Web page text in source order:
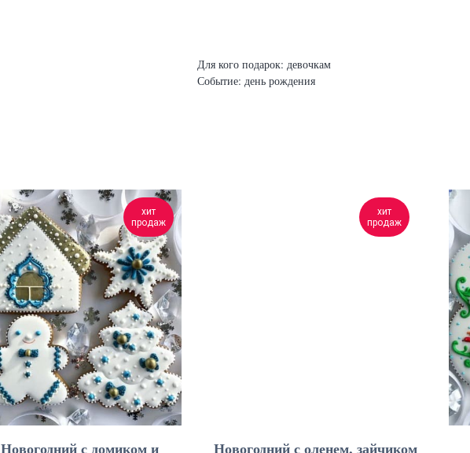
Для кого подарок: девочкам
Событие: день рождения
хит
продаж
Новогодний с домиком и
хит
продаж
Новогодний с оленем, зайчиком